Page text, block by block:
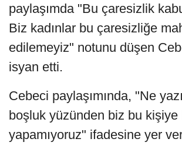
paylaşımda "Bu çaresizlik
Biz kadınlar bu çaresizliğe
edilemeyiz" notunu düşen
isyan etti.
Cebeci paylaşımında, "Ne
boşluk yüzünden biz bu kişiye
yapamıyoruz" ifadesine yer